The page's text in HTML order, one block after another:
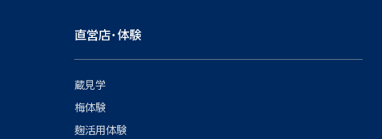
直営店･体験
蔵見学
梅体験
麹活用体験